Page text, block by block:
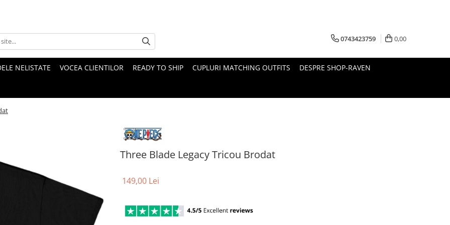
0743423759 0,00
NELISTATE VOCEA CLIENTILOR READY TO SHIP CUPLURI MATCHING OUTFITS DESPRE SHOP-RAVEN
Three Blade Legacy Tricou Brodat
149,00 Lei